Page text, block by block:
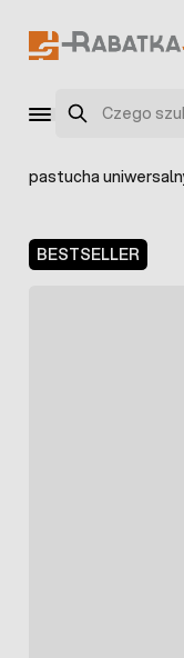
Szukaj
pastucha
BESTSELLER